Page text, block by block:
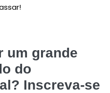
um grande
do
Inscreva-se